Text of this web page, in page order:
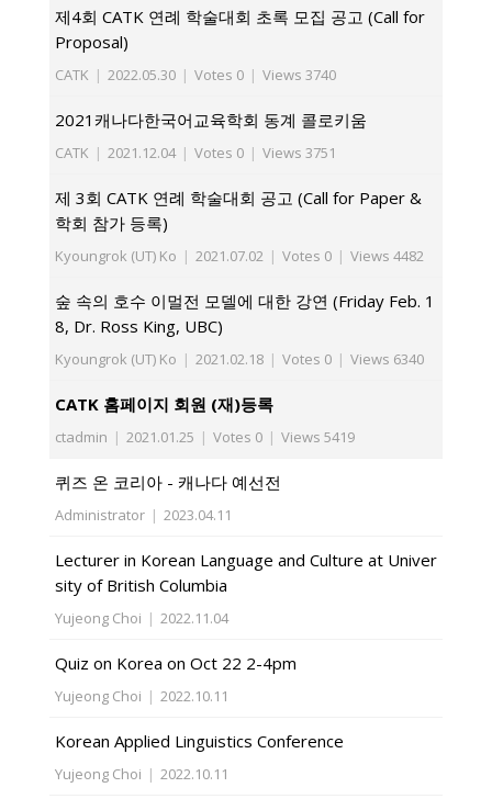
제4회 CATK 연례 학술대회 초록 모집 공고 (Call for
Proposal)
CATK | 2022.05.30 | Votes 0 | Views 3740
2021캐나다한국어교육학회 동계 콜로키움
CATK | 2021.12.04 | Votes 0 | Views 3751
제 3회 CATK 연례 학술대회 공고 (Call for Paper &
학회 참가 등록)
Kyoungrok (UT) Ko | 2021.07.02 | Votes 0 | Views 4482
숲 속의 호수 이멀전 모델에 대한 강연 (Friday Feb. 1
8, Dr. Ross King, UBC)
Kyoungrok (UT) Ko | 2021.02.18 | Votes 0 | Views 6340
CATK 홈페이지 회원 (재)등록
ctadmin | 2021.01.25 | Votes 0 | Views 5419
퀴즈 온 코리아 - 캐나다 예선전
Administrator | 2023.04.11
Lecturer in Korean Language and Culture at Univer
sity of British Columbia
Yujeong Choi | 2022.11.04
Quiz on Korea on Oct 22 2-4pm
Yujeong Choi | 2022.10.11
Korean Applied Linguistics Conference
Yujeong Choi | 2022.10.11